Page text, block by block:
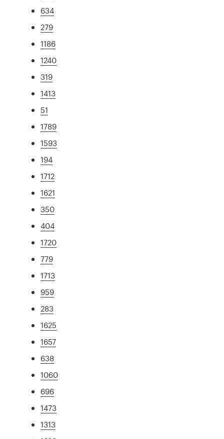
634
279
1186
1240
319
1413
51
1789
1593
194
1712
1621
350
404
1720
779
1713
959
283
1625
1657
638
1060
696
1473
1313